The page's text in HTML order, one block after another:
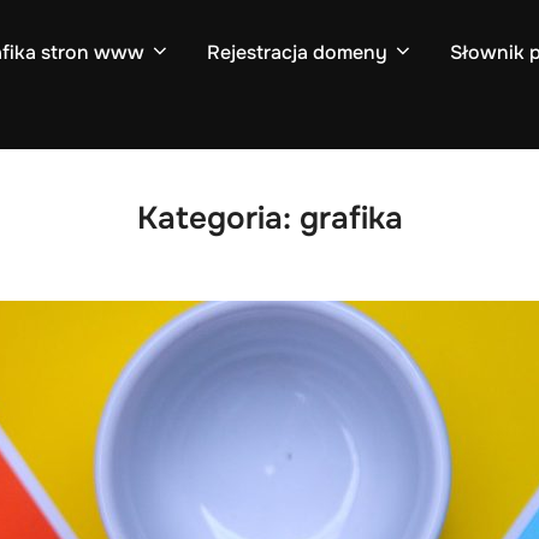
stron www Rejestracja domeny Słownik
Kategoria: grafika